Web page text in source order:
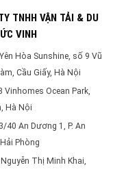
TNHH VẬN TẢI & DU
VINH
Hòa Sunshine, số 9 Vũ
Cầu Giấy, Hà Nội
Vinhomes Ocean Park,
Hà Nội
40 An Dương 1, P. An
Phòng
Thị Minh Khai,